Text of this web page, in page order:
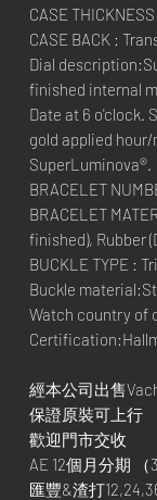
CASE
CASE BACK :
Dial
finished internal
Date at 6 o'clock.
gold applied
SuperLuminova®.
BRACELET
BRACELET
finished), Rubber
BUCKLE TYPE :
Buckle
Watch country of
經本公司出售
保證原裝可上行
歡迎門市交收
AE 12個月分期
匯豐&渣打